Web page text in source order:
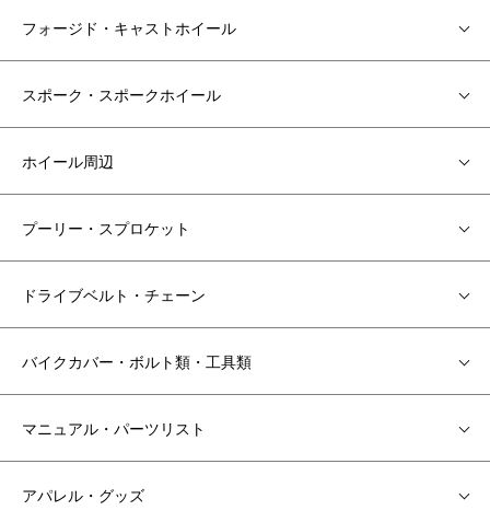
フォージド・キャストホイール
スポーク・スポークホイール
ホイール周辺
プーリー・スプロケット
ドライブベルト・チェーン
バイクカバー・ボルト類・工具類
マニュアル・パーツリスト
アパレル・グッズ